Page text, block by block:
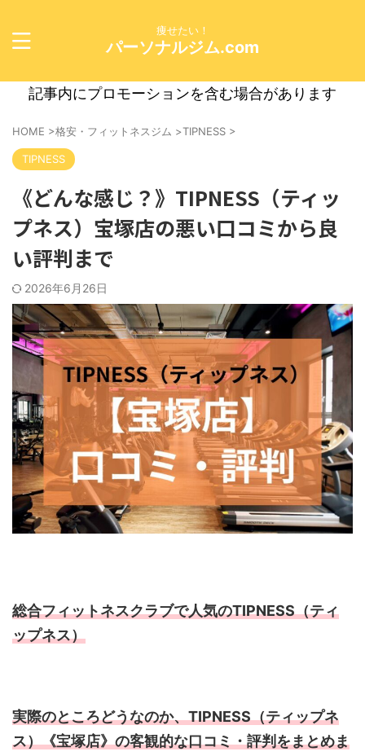
痩せたい！
パーソナルジム.com
記事内にプロモーションを含む場合があります
HOME >格安・フィットネスジム >TIPNESS >
TIPNESS
《どんな感じ？》TIPNESS（ティッ
プネス）宝塚店の悪い口コミから良
い評判まで
2026年6月26日
総合フィットネスクラブで人気のTIPNESS（ティ
ップネス）
実際のところどうなのか、TIPNESS（ティップネ
ス）《宝塚店》の客観的な口コミ・評判をまとめま